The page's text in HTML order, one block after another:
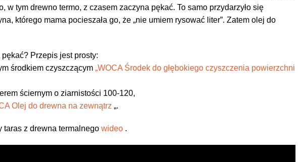
tym drewno termo, z czasem zaczyna pękać. To samo przydarzyło się
którego mama pocieszała go, że „nie umiem rysować liter”. Zatem olej do
Przepis jest prosty:
środkiem czyszczącym „WOCA Środek do głębokiego czyszczenia powierzchni
ściernym o ziarnistości 100-120,
Olej do drewna na zewnątrz „.
z drewna termalnego wideo .